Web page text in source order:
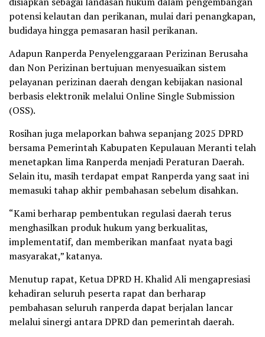
potensi kelautan dan perikanan, mulai dari penangkapan,
budidaya hingga pemasaran hasil perikanan.
Adapun Ranperda Penyelenggaraan Perizinan Berusaha
dan Non Perizinan bertujuan menyesuaikan sistem
pelayanan perizinan daerah dengan kebijakan nasional
berbasis elektronik melalui Online Single Submission
(OSS).
Rosihan juga melaporkan bahwa sepanjang 2025 DPRD
bersama Pemerintah Kabupaten Kepulauan Meranti telah
menetapkan lima Ranperda menjadi Peraturan Daerah.
Selain itu, masih terdapat empat Ranperda yang saat ini
memasuki tahap akhir pembahasan sebelum disahkan.
“Kami berharap pembentukan regulasi daerah terus
menghasilkan produk hukum yang berkualitas,
implementatif, dan memberikan manfaat nyata bagi
masyarakat,” katanya.
Menutup rapat, Ketua DPRD H. Khalid Ali mengapresiasi
kehadiran seluruh peserta rapat dan berharap
pembahasan seluruh ranperda dapat berjalan lancar
melalui sinergi antara DPRD dan pemerintah daerah.